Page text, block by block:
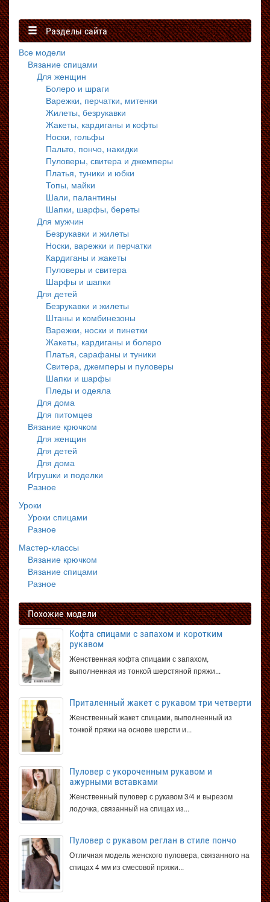
Разделы сайта
Все модели
Вязание спицами
Для женщин
Болеро и шраги
Варежки, перчатки, митенки
Жилеты, безрукавки
Жакеты, кардиганы и кофты
Носки, гольфы
Пальто, пончо, накидки
Пуловеры, свитера и джемперы
Платья, туники и юбки
Топы, майки
Шали, палантины
Шапки, шарфы, береты
Для мужчин
Безрукавки и жилеты
Носки, варежки и перчатки
Кардиганы и жакеты
Пуловеры и свитера
Шарфы и шапки
Для детей
Безрукавки и жилеты
Штаны и комбинезоны
Варежки, носки и пинетки
Жакеты, кардиганы и болеро
Платья, сарафаны и туники
Свитера, джемперы и пуловеры
Шапки и шарфы
Пледы и одеяла
Для дома
Для питомцев
Вязание крючком
Для женщин
Для детей
Для дома
Игрушки и поделки
Разное
Уроки
Уроки спицами
Разное
Мастер-классы
Вязание крючком
Вязание спицами
Разное
Похожие модели
Кофта спицами с запахом и коротким
рукавом
Женственная кофта спицами с запахом,
выполненная из тонкой шерстяной пряжи...
Приталенный жакет с рукавом три четверти
Женственный жакет спицами, выполненный из
тонкой пряжи на основе шерсти и...
Пуловер с укороченным рукавом и
ажурными вставками
Женственный пуловер с рукавом 3/4 и вырезом
лодочка, связанный на спицах из...
Пуловер с рукавом реглан в стиле пончо
Отличная модель женского пуловера, связанного на
спицах 4 мм из смесовой пряжи...